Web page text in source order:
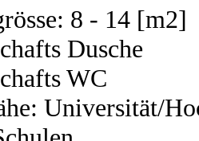
8 - 14 [m2]
Dusche
WC
Universität/